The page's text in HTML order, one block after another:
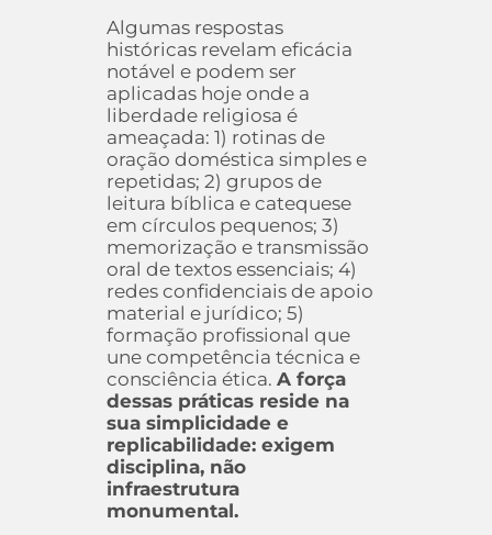
Algumas respostas
históricas revelam eficácia
notável e podem ser
aplicadas hoje onde a
liberdade religiosa é
ameaçada: 1) rotinas de
oração doméstica simples e
repetidas; 2) grupos de
leitura bíblica e catequese
em círculos pequenos; 3)
memorização e transmissão
oral de textos essenciais; 4)
redes confidenciais de apoio
material e jurídico; 5)
formação profissional que
une competência técnica e
consciência ética.A força
dessas práticas reside na
sua simplicidade e
replicabilidade: exigem
disciplina, não
infraestrutura
monumental.